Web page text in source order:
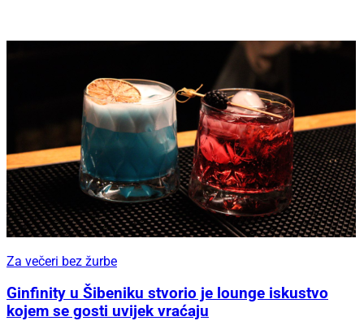
Za večeri bez žurbe
Ginfinity u Šibeniku stvorio je lounge iskustvo
kojem se gosti uvijek vraćaju